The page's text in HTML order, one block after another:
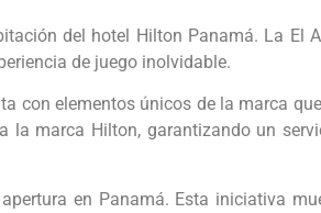
del hotel Hilton Panamá. La El
de juego inolvidable.
con elementos únicos de la marca
la marca Hilton, garantizando un
en Panamá. Esta iniciativa